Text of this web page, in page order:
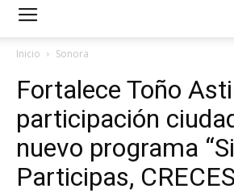
Inicio Sonora
Fortalece Toño
participación
nuevo programa “Si
Participas,